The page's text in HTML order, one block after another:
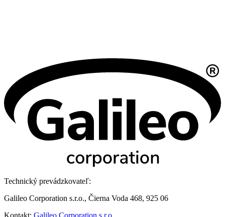
Technický prevádzkovateľ:
Galileo Corporation s.r.o., Čierna Voda 468, 925 06